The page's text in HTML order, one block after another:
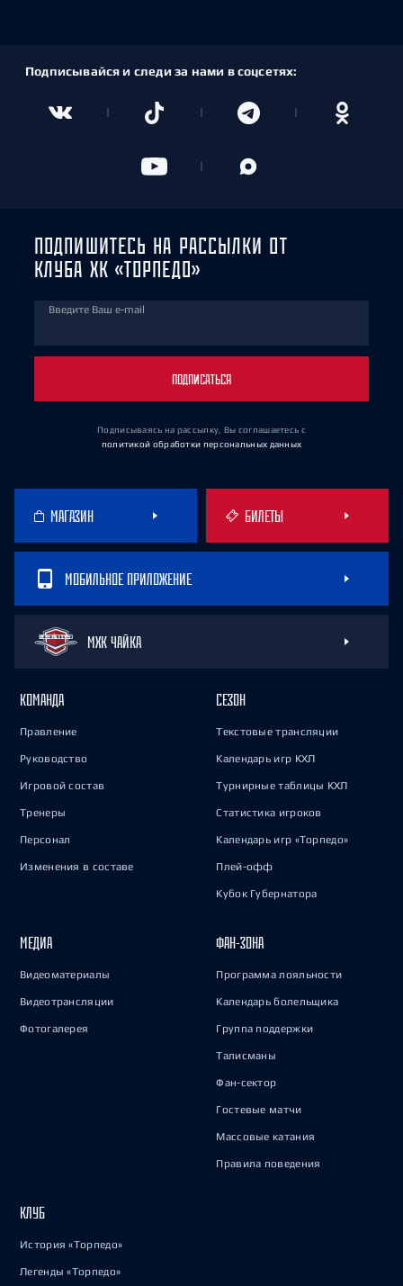
Подписывайся и следи за нами в соцсетях:
ПОДПИШИТЕСЬ НА РАССЫЛКИ ОТ
КЛУБА ХК «ТОРПЕДО»
Введите Ваш e-mail
ПОДПИСАТЬСЯ
Подписываясь на рассылку, Вы соглашаетесь с
политикой обработки персональных данных
МАГАЗИН БИЛЕТЫ
МОБИЛЬНОЕ ПРИЛОЖЕНИЕ
МХК ЧАЙКА
КОМАНДА
Правление
Руководство
Игровой состав
Тренеры
Персонал
Изменения в составе
СЕЗОН
Текстовые трансляции
Календарь игр КХЛ
Турнирные таблицы КХЛ
Статистика игроков
Календарь игр «Торпедо»
Плей-офф
Кубок Губернатора
МЕДИА
Видеоматериалы
Видеотрансляции
Фотогалерея
ФАН-ЗОНА
Программа лояльности
Календарь болельщика
Группа поддержки
Талисманы
Фан-сектор
Гостевые матчи
Массовые катания
Правила поведения
КЛУБ
История «Торпедо»
Легенды «Торпедо»